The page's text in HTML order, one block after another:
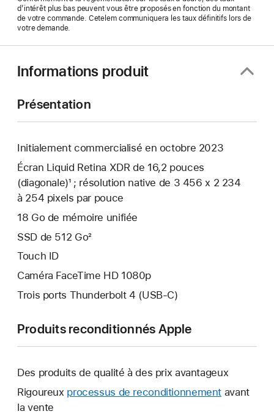
d’intérêt plus bas peuvent vous être proposés en fonction du montant
de votre commande. Cetelem communiquera les taux définitifs lors de
votre demande.
Informations produit
Présentation
Initialement commercialisé en octobre 2023
Écran Liquid Retina XDR de 16,2 pouces
(diagonale)¹ ; résolution native de 3 456 x 2 234
à 254 pixels par pouce
18 Go de mémoire unifiée
SSD de 512 Go²
Touch ID
Caméra FaceTime HD 1080p
Trois ports Thunderbolt 4 (USB-C)
Produits reconditionnés Apple
Des produits de qualité à des prix avantageux
Rigoureux processus de reconditionnement avant
la vente